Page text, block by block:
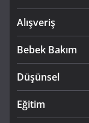
Alışveriş
Bebek Bakım
Düşünsel
Eğitim